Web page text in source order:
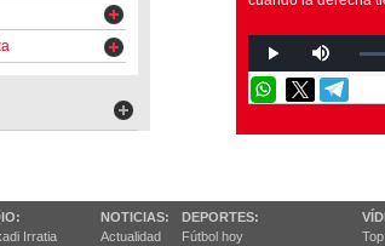
Irratia
NOTICIAS:
Actualidad
DEPORTES:
Fútbol hoy